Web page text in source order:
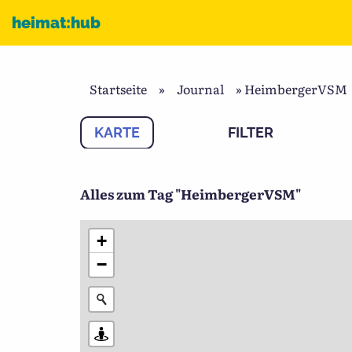
heimat:hub
Startseite » Journal » HeimbergerVSM
KARTE FILTER
Alles zum Tag "HeimbergerVSM"
+
−